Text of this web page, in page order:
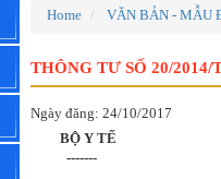
Home VĂN BẢN - MẪU
THÔNG TƯ SỐ 20/2014/
Ngày đăng: 24/10/2017
BỘ Y TẾ
-------